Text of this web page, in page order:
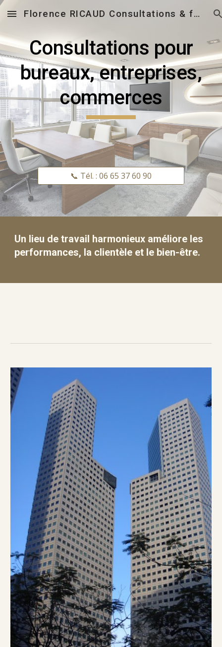
Skip to main content Skip to navigation
Florence RICAUD Consultations & formations en Feng Shui
Consultations pour
bureaux, entreprises,
commerces
📞 Tél. : 06 65 37 60 90
Un lieu de travail harmonieux améliore les
performances, la clientèle et le bien-être.